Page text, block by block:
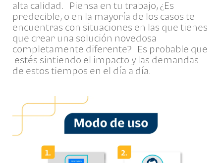
alta calidad. Piensa en tu trabajo, ¿Es
predecible, o en la mayoría de los casos te
encuentras con situaciones en las que tienes
que crear una solución novedosa
completamente diferente? Es probable que
estés sintiendo el impacto y las demandas
de estos tiempos en el día a día.